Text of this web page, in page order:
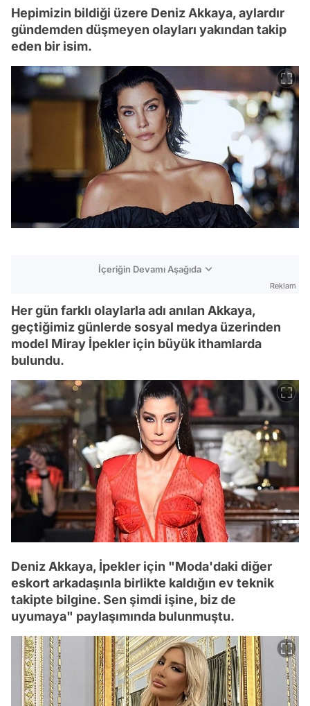
Hepimizin bildiği üzere Deniz Akkaya, aylardır
gündemden düşmeyen olayları yakından takip
eden bir isim.
İçeriğin Devamı Aşağıda
Reklam
Her gün farklı olaylarla adı anılan Akkaya,
geçtiğimiz günlerde sosyal medya üzerinden
model Miray İpekler için büyük ithamlarda
bulundu.
Deniz Akkaya, İpekler için "Moda'daki diğer
eskort arkadaşınla birlikte kaldığın ev teknik
takipte bilgine. Sen şimdi işine, biz de
uyumaya" paylaşımında bulunmuştu.